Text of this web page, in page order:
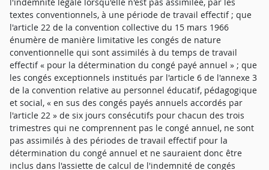
textes conventionnels, à une période de travail effectif ; que
l'article 22 de la convention collective du 15 mars 1966
énumère de manière limitative les congés de nature
conventionnelle qui sont assimilés à du temps de travail
effectif « pour la détermination du congé payé annuel » ; que
les congés exceptionnels institués par l'article 6 de l'annexe 3
de la convention relative au personnel éducatif, pédagogique
et social, « en sus des congés payés annuels accordés par
l'article 22 » de six jours consécutifs pour chacun des trois
trimestres qui ne comprennent pas le congé annuel, ne sont
pas assimilés à des périodes de travail effectif pour la
détermination du congé annuel et ne sauraient donc être
inclus dans l'assiette de calcul de l'indemnité de congés